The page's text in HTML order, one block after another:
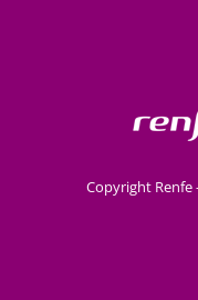
Copyright Renfe